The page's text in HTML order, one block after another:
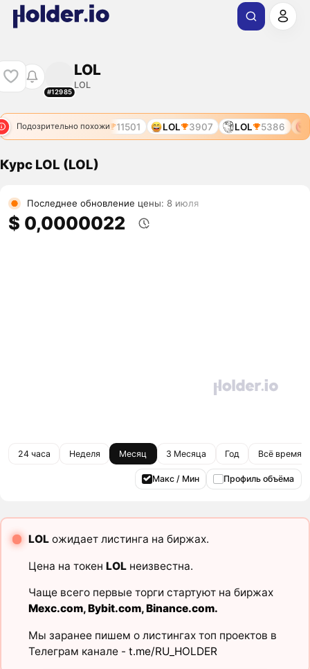
#12985
LOL
LOL
Подозрительно похожи
LOL 6172 LOL 11501 LOL 3907 LOL 5386
Курс LOL (LOL)
Последнее обновление цены: 8 июля
$ 0,0000022
24 часа Неделя Месяц 3 Месяца Год Всё время
Макс / Мин Профиль объёма
LOLожидает листинга на биржах.
Цена на токен LOLнеизвестна.
Чаще всего первые торги стартуют на биржах
Mexc.com,Bybit.com,Binance.com.
Мы заранее пишем о листингах топ проектов в
Телеграм канале - t.me/RU_HOLDER